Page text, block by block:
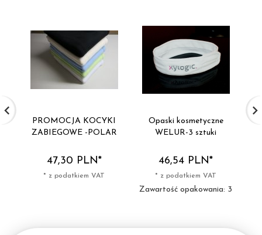
PROMOCJA KOCYKI
ZABIEGOWE -POLAR
47,30 PLN*
* z podatkiem VAT
Opaski kosmetyczne
WELUR-3 sztuki
46,54 PLN*
* z podatkiem VAT
Zawartość opakowania: 3